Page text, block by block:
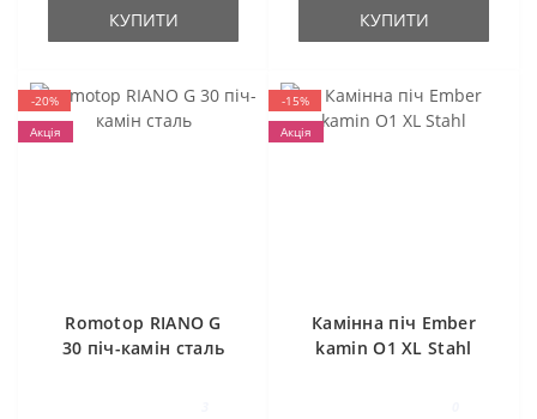
КУПИТИ КУПИТИ
-20%
Акція
Romotop RIANO G
30 піч-камін сталь
-15%
Акція
Камінна піч Ember
kamin O1 XL Stahl